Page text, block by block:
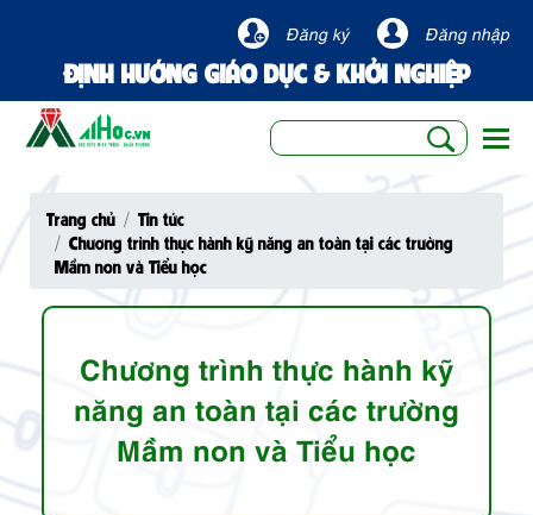
Đăng ký Đăng nhập
ĐỊNH HƯỚNG GIÁO DỤC & KHỞI NGHIỆP
Trang chủ
Tin tức
Chương trình thực hành kỹ năng an toàn tại các trường
Mầm non và Tiểu học
Chương trình thực hành kỹ
năng an toàn tại các trường
Mầm non và Tiểu học